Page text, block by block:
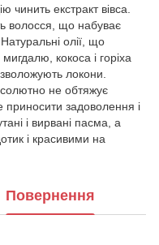
чинить екстракт вівса.
волосся, що набуває
олії, що
кокоса і горіха
локони.
не обтяжує
приносити задоволення і
і вирвані пасма, а
і красивими на
Повернення